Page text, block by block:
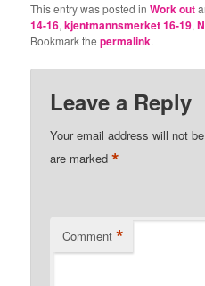
This entry was posted inWork out
14-16,kjentmannsmerket 16-19,
Bookmark thepermalink.
Leave a Reply
Your email address will not
are marked*
Comment *